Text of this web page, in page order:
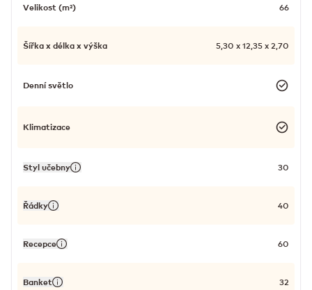
Velikost (m²) 66
Šířka x délka x výška 5,30 x 12,35 x 2,70
Denní světlo
Klimatizace
Styl učebny 30
Řádky 40
Recepce 60
Banket 32